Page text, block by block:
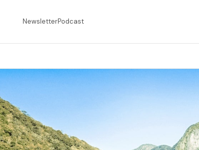
NewsletterPodcast